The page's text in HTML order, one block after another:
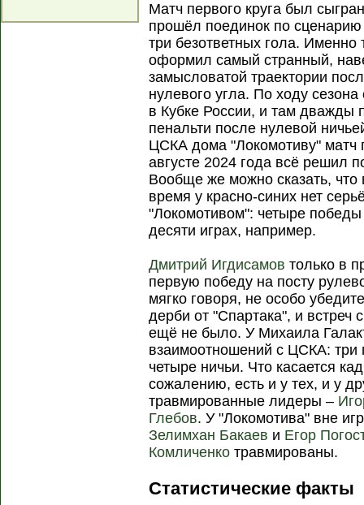
Матч первого круга был
прошёл поединок по
три безответных гола.
оформил самый странный,
замысловатой траектории
нулевого угла. По ходу
в Кубке России, и там
пенальти после нулевой
ЦСКА дома "Локомотиву" матч
августе 2024 года всё решил
Вообще же можно сказать,
время у красно-синих нет
"Локомотивом": четыре
десяти играх, например.
Дмитрий Игдисамов только в
первую победу на посту
мягко говоря, не особо
дерби от "Спартака", и встреч
ещё не было. У Михаила
взаимоотношений с ЦСКА:
четыре ничьи. Что касается
сожалению, есть и у тех, и у
травмированные лидеры –
Глебов. У "Локомотива" вне
Зелимхан Бакаев и Егор
Комличенко травмированы.
Статистические факты